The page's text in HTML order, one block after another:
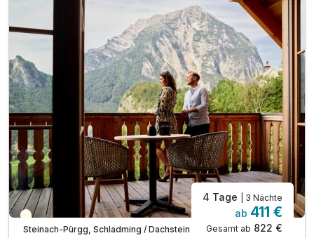
inkl. Bademantel, Hausschuhe & Handtücher
inkl. WLAN
Teilweise ausgelastet
Steinach-Pürgg, Schladming / Dachstein
4 Tage | 3 Nächte
ab 411 €
Gesamt ab 822 €